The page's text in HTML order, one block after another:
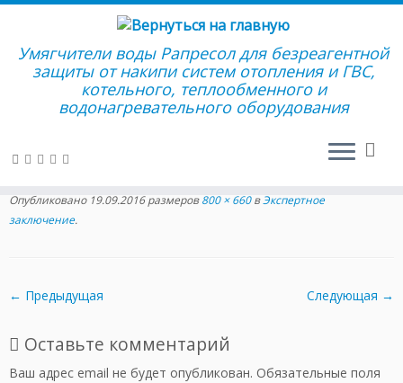
Умягчители воды Рапресол для безреагентной
защиты от накипи систем отопления и ГВС,
котельного, теплообменного и
водонагревательного оборудования
7
Опубликовано 19.09.2016размеров800 × 660вЭкспертное
заключение.
← Предыдущая Следующая →
Оставьте комментарий
Ваш адрес email не будет опубликован. Обязательные поля